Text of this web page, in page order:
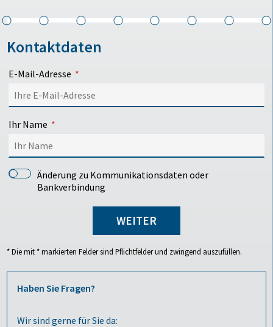
Kontaktdaten
E-Mail-Adresse
Ihr Name
Änderung zu Kommunikationsdaten oder
Bankverbindung
WEITER
* Die mit * markierten Felder sind Pflichtfelder und zwingend auszufüllen.
Haben Sie Fragen?
Wir sind gerne für Sie da: